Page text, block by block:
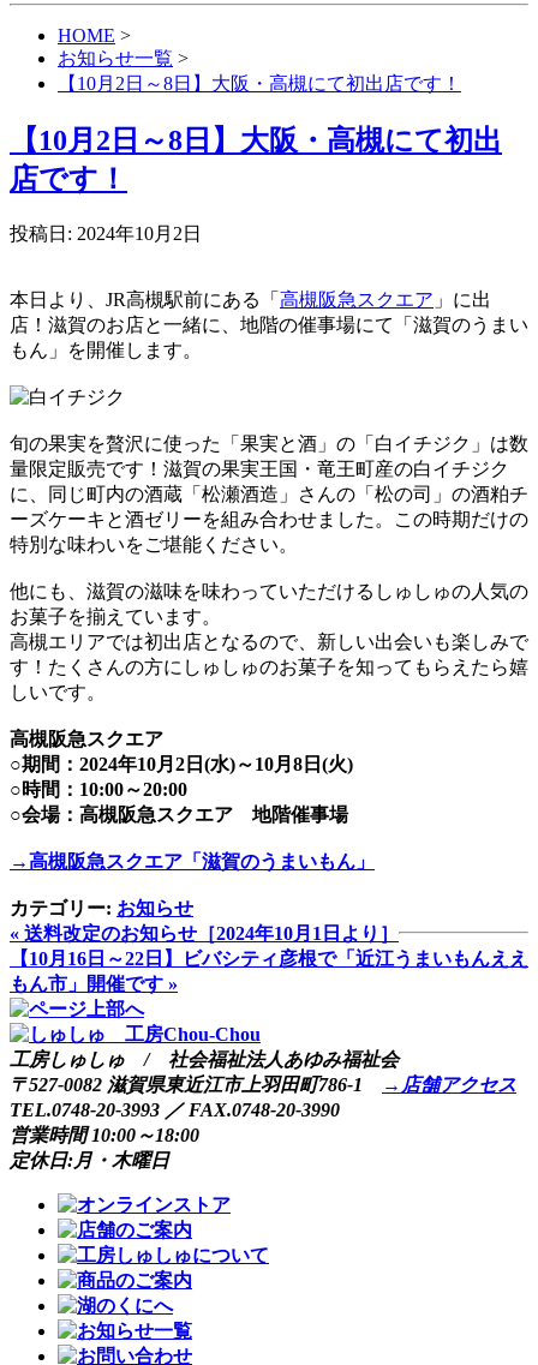
HOME >
お知らせ一覧 >
【10月2日～8日】大阪・高槻にて初出店です！
【10月2日～8日】大阪・高槻にて初出
店です！
投稿日: 2024年10月2日
本日より、JR高槻駅前にある「 高槻阪急スクエア 」に出
店！滋賀のお店と一緒に、地階の催事場にて「滋賀のうまい
もん」を開催します。
旬の果実を贅沢に使った「果実と酒」の「白イチジク」は数
量限定販売です！滋賀の果実王国・竜王町産の白イチジク
に、同じ町内の酒蔵「松瀬酒造」さんの「松の司」の酒粕チ
ーズケーキと酒ゼリーを組み合わせました。この時期だけの
特別な味わいをご堪能ください。
他にも、滋賀の滋味を味わっていただけるしゅしゅの人気の
お菓子を揃えています。
高槻エリアでは初出店となるので、新しい出会いも楽しみで
す！たくさんの方にしゅしゅのお菓子を知ってもらえたら嬉
しいです。
高槻阪急スクエア
○期間：2024年10月2日(水)～10月8日(火)
○時間：10:00～20:00
○会場：高槻阪急スクエア 地階催事場
→高槻阪急スクエア「滋賀のうまいもん」
カテゴリー: お知らせ
« 送料改定のお知らせ［2024年10月1日より］
【10月16日～22日】ビバシティ彦根で「近江うまいもんええ
もん市」開催です »
工房しゅしゅ / 社会福祉法人あゆみ福祉会
〒527-0082 滋賀県東近江市上羽田町786-1
→店舗アクセス
TEL.0748-20-3993 ／ FAX.0748-20-3990
営業時間 10:00～18:00
定休日:月・木曜日